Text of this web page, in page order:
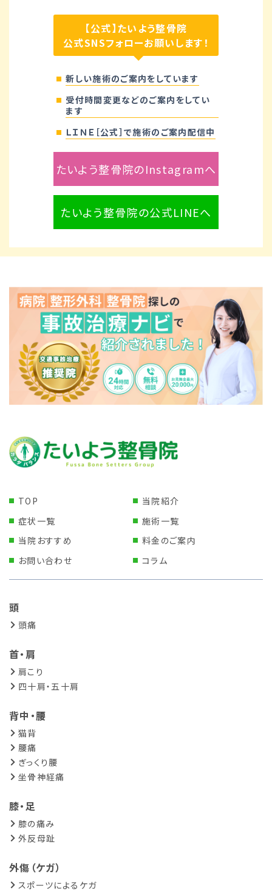
【公式】たいよう整骨院
公式SNSフォローお願いします！
新しい施術のご案内をしています
受付時間変更などのご案内をしてい
ます
ＬＩＮＥ［公式］で施術のご案内配信中
たいよう整骨院のInstagramへ
たいよう整骨院の公式LINEへ
TOP
当院紹介
症状一覧
施術一覧
当院おすすめ
料金のご案内
お問い合わせ
コラム
頭
頭痛
首・肩
肩こり
四十肩・五十肩
背中・腰
猫背
腰痛
ぎっくり腰
坐骨神経痛
膝・足
膝の痛み
外反母趾
外傷（ケガ）
スポーツによるケガ